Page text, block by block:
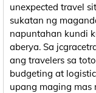
unexpected travel
sukatan ng
napuntahan kundi
aberya. Sa
ang travelers sa
budgeting at
upang maging mas